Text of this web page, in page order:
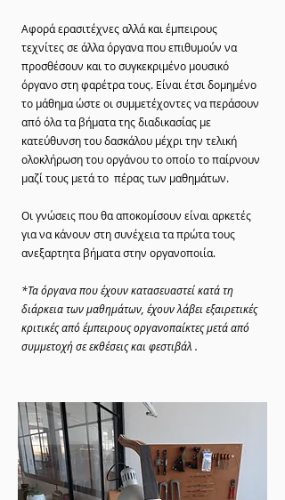
Αφορά ερασιτέχνες αλλά και έμπειρους
τεχνίτες σε άλλα όργανα που επιθυμούν να
προσθέσουν και το συγκεκριμένο μουσικό
όργανο στη φαρέτρα τους. Είναι έτσι δομημένο
το μάθημα ώστε οι συμμετέχοντες να περάσουν
από όλα τα βήματα της διαδικασίας με
κατεύθυνση του δασκάλου μέχρι την τελική
ολοκλήρωση του οργάνου το οποίο το παίρνουν
μαζί τους μετά το πέρας των μαθημάτων.
Οι γνώσεις που θα αποκομίσουν είναι αρκετές
για να κάνουν στη συνέχεια τα πρώτα τους
ανεξαρτητα βήματα στην οργανοποιία.
*Τα όργανα που έχουν κατασευαστεί κατά τη
διάρκεια των μαθημάτων, έχουν λάβει εξαιρετικές
κριτικές από έμπειρους οργανοπαίκτες μετά από
συμμετοχή σε εκθέσεις και φεστιβάλ .